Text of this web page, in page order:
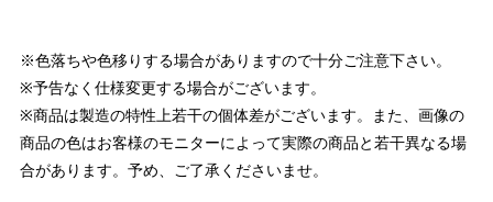
※色落ちや色移りする場合がありますので十分ご注意下さい。
※予告なく仕様変更する場合がございます。
※商品は製造の特性上若干の個体差がございます。また、画像の
商品の色はお客様のモニターによって実際の商品と若干異なる場
合があります。予め、ご了承くださいませ。